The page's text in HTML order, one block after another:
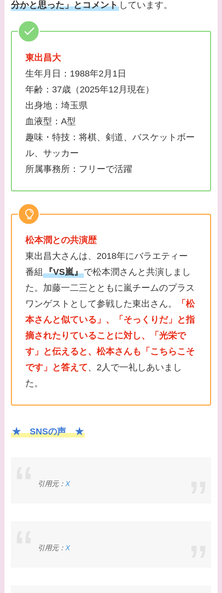
分かと思った」とコメント しています。
東出昌大
生年月日：1988年2月1日
年齢：37歳（2025年12月現在）
出身地：埼玉県
血液型：A型
趣味・特技：将棋、剣道、バスケットボー
ル、サッカー
所属事務所：フリーで活躍
松本潤との共演歴
東出昌大さんは、2018年にバラエティー
番組『VS嵐』で松本潤さんと共演しまし
た。加藤一二三とともに嵐チームのプラス
ワンゲストとして参戦した東出さん。
「松
本さんと似ている」、「そっくりだ」と指
摘されたりていることに対し、「光栄で
す」と伝えると、松本さんも「こちらこそ
です」と答えて、2人で一礼しあいまし
た。
★ SNSの声 ★
引用元： X
引用元： X